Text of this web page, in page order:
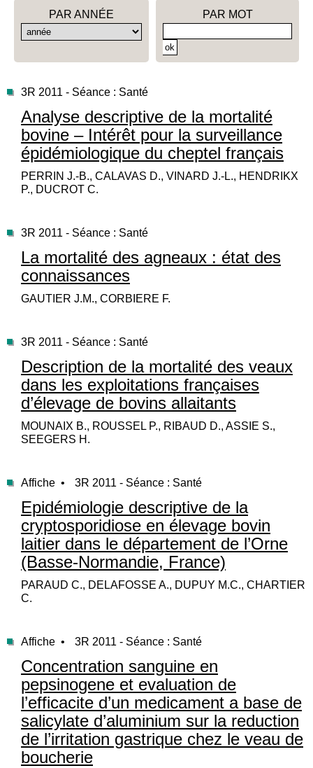
PAR ANNÉE PAR MOT
3R 2011 - Séance : Santé
Analyse descriptive de la mortalité
bovine – Intérêt pour la surveillance
épidémiologique du cheptel français
PERRIN J.-B., CALAVAS D., VINARD J.-L., HENDRIKX
P., DUCROT C.
3R 2011 - Séance : Santé
La mortalité des agneaux : état des
connaissances
GAUTIER J.M., CORBIERE F.
3R 2011 - Séance : Santé
Description de la mortalité des veaux
dans les exploitations françaises
d’élevage de bovins allaitants
MOUNAIX B., ROUSSEL P., RIBAUD D., ASSIE S.,
SEEGERS H.
Affiche • 3R 2011 - Séance : Santé
Epidémiologie descriptive de la
cryptosporidiose en élevage bovin
laitier dans le département de l’Orne
(Basse-Normandie, France)
PARAUD C., DELAFOSSE A., DUPUY M.C., CHARTIER
C.
Affiche • 3R 2011 - Séance : Santé
Concentration sanguine en
pepsinogene et evaluation de
l’efficacite d’un medicament a base de
salicylate d’aluminium sur la reduction
de l’irritation gastrique chez le veau de
boucherie